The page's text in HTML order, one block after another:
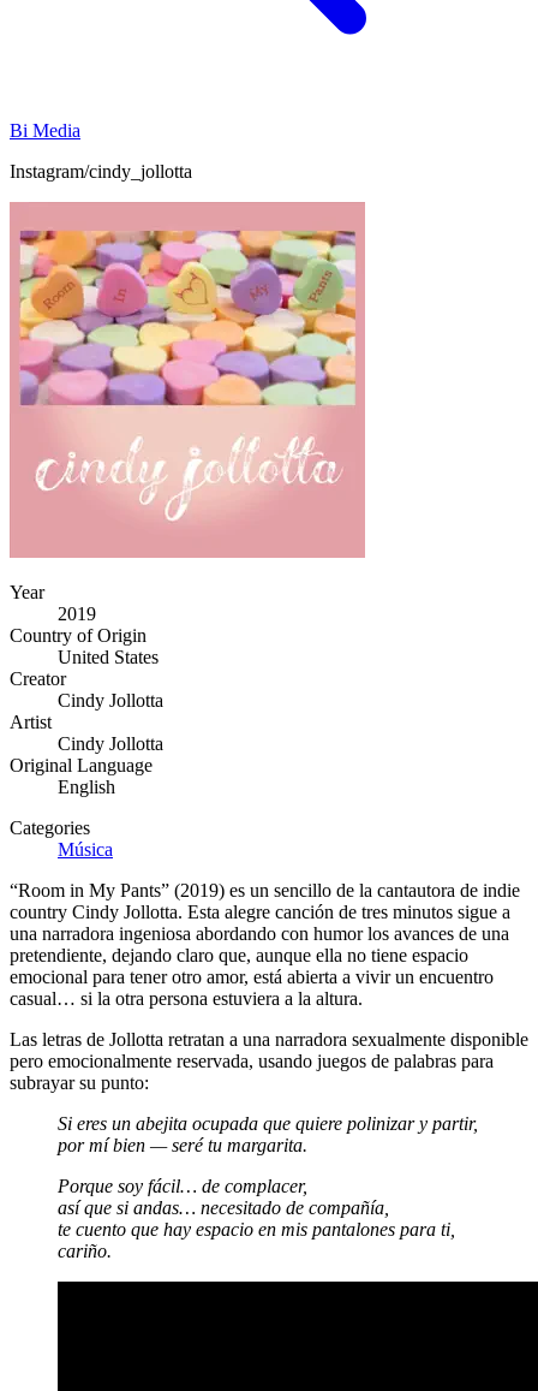
Bi Media
Instagram/cindy_jollotta
Year
2019
Country of Origin
United States
Creator
Cindy Jollotta
Artist
Cindy Jollotta
Original Language
English
Categories
Música
“Room in My Pants” (2019) es un sencillo de la cantautora de indie
country Cindy Jollotta. Esta alegre canción de tres minutos sigue a
una narradora ingeniosa abordando con humor los avances de una
pretendiente, dejando claro que, aunque ella no tiene espacio
emocional para tener otro amor, está abierta a vivir un encuentro
casual… si la otra persona estuviera a la altura.
Las letras de Jollotta retratan a una narradora sexualmente disponible
pero emocionalmente reservada, usando juegos de palabras para
subrayar su punto:
Si eres un abejita ocupada que quiere polinizar y partir,
por mí bien — seré tu margarita.
Porque soy fácil… de complacer,
así que si andas… necesitado de compañía,
te cuento que hay espacio en mis pantalones para ti,
cariño.